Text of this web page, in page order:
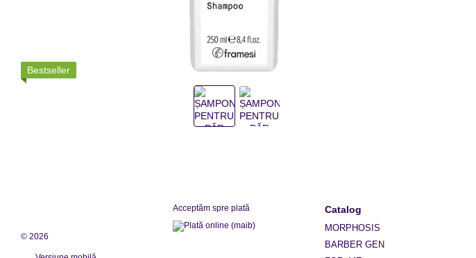
Bestseller
© 2026
Acceptăm spre plată Catalog
MORPHOSIS
BARBER GEN